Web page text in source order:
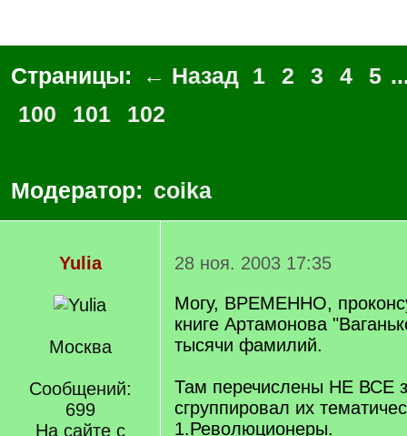
Страницы: ← Назад 1 2 3 4 5
100
101 102
Модератор: coika
Yulia
Москва
Сообщений:
699
На сайте с
28 ноя. 2003 17:35
Могу, ВРЕМЕННО,
книге Артамонова
тысячи фамилий.
Там перечислены НЕ ВСЕ
сгруппировал их
1.Революционеры.